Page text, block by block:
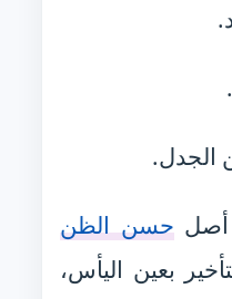
الجدل.
أصلحسن الظن
بعين اليأس،